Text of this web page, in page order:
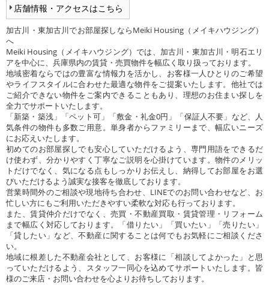
店舗情報・アクセスはこちら
加古川・東加古川でお部屋探しならMeiki Housing（メイキハウジング）
へ
Meiki Housing（メイキハウジング）では、加古川・東加古川・明石エリ
アを中心に、兵庫県内の賃貸・売買物件を幅広く取り扱っております。
地域密着ならではの豊富な情報力を活かし、お客様一人ひとりのご希望
やライフスタイルに合わせた最適な物件をご提案いたします。他社では
ご紹介できない物件をご案内できることもあり、理想のお住まい探しを
全力でサポートいたします。
「新築・築浅」「ペット可」「敷金・礼金0円」「保証人不要」など、人
気条件の物件も多数ご用意。単身者からファミリーまで、幅広いニーズ
にお応えいたします。
初めてのお部屋探しでも安心していただけるよう、専門用語をできるだ
け使わず、分かりやすく丁寧なご説明を心掛けています。物件のメリッ
トだけでなく、気になる点もしっかりお伝えし、納得してお部屋をお選
びいただけるよう誠実な接客を徹底しております。
営業時間外のご相談や現地待ち合わせ、LINEでのお問い合わせなど、お
忙しい方にもご利用いただきやすい柔軟な対応も行っております。
また、賃貸仲介だけでなく、売買・不動産買取・賃貸管理・リフォーム
まで幅広く対応しております。「借りたい」「買いたい」「売りたい」
「貸したい」など、不動産に関することは何でもお気軽にご相談くださ
い。
地域に根差した不動産会社として、お客様に「相談してよかった」と思
っていただけるよう、スタッフ一同心を込めてサポートいたします。皆
様のご来店・お問い合わせを心よりお待ちしております。